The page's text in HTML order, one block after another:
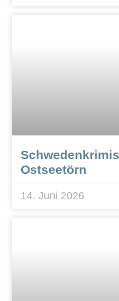
Ostseetörn
14. Juni 2026